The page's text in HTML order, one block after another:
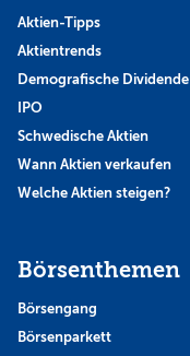
Aktien-Tipps
Aktientrends
Demografische Dividende
IPO
Schwedische Aktien
Wann Aktien verkaufen
Welche Aktien steigen?
Börsenthemen
Börsengang
Börsenparkett